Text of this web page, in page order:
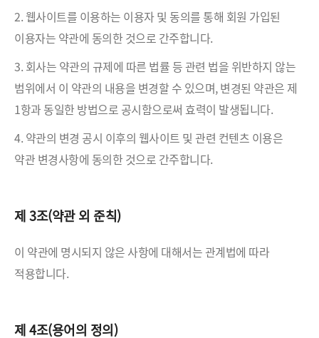
2. 웹사이트를 이용하는 이용자 및 동의를 통해 회원 가입된
이용자는 약관에 동의한 것으로 간주합니다.
3. 회사는 약관의 규제에 따른 법률 등 관련 법을 위반하지 않는
범위에서 이 약관의 내용을 변경할 수 있으며, 변경된 약관은 제
1항과 동일한 방법으로 공시함으로써 효력이 발생됩니다.
4. 약관의 변경 공시 이후의 웹사이트 및 관련 컨텐츠 이용은
약관 변경사항에 동의한 것으로 간주합니다.
제 3조(약관 외 준칙)
이 약관에 명시되지 않은 사항에 대해서는 관계법에 따라
적용합니다.
제 4조(용어의 정의)